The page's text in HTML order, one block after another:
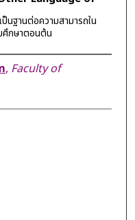
นฐานต่อความสามารถใน
ศึกษาตอนต้น
, Faculty of